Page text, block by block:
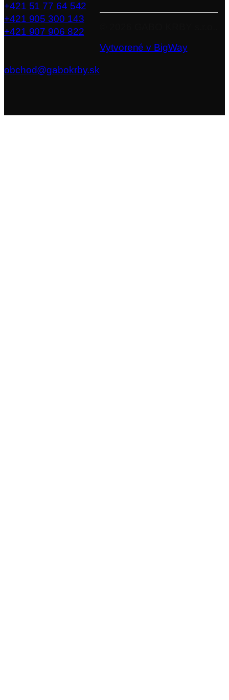
+421 51 77 64 542
+421 905 300 143
+421 907 906 822
obchod@gabokrby.sk
Vytvorené v BigWay